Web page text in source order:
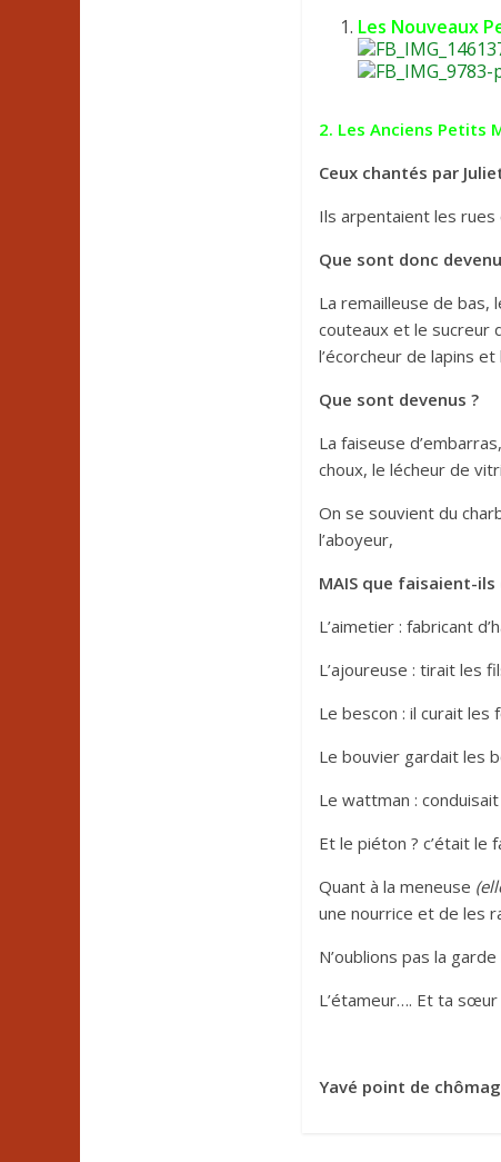
Les Nouveaux
2. Les Anciens Petits
Ceux chantés par
Ils arpentaient les
Que sont donc
La remailleuse de bas,
couteaux et le sucreur
l’écorcheur de lapins
Que sont devenus ?
La faiseuse
choux, le lécheur de
On se souvient du
l’aboyeur,
MAIS que faisaient-ils
L’aimetier : fabricant
L’ajoureuse : tirait les
Le bescon : il curait les
Le bouvier gardait les
Le wattman :
Et le piéton ? c’était le
Quant à la meneuse
une nourrice et de les
N’oublions pas la
L’étameur…. Et ta sœur
Yavé point de